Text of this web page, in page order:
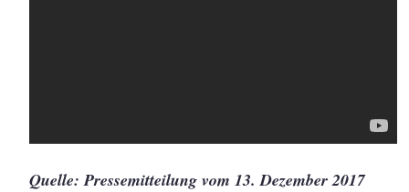
Quelle: Pressemitteilung vom 13. Dezember 2017